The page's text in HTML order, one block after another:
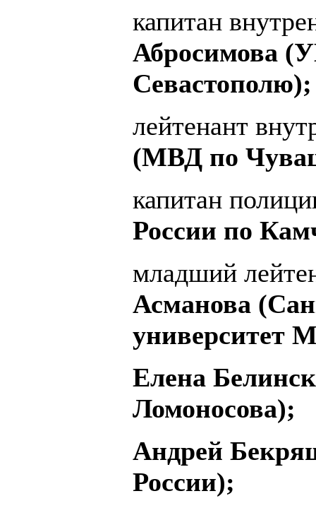
капитан
Абросимова
Севастополю);
лейтенант
(МВД по
капитан
России по
младший
Асманова
университет
Елена
Ломоносова);
Андрей
России);